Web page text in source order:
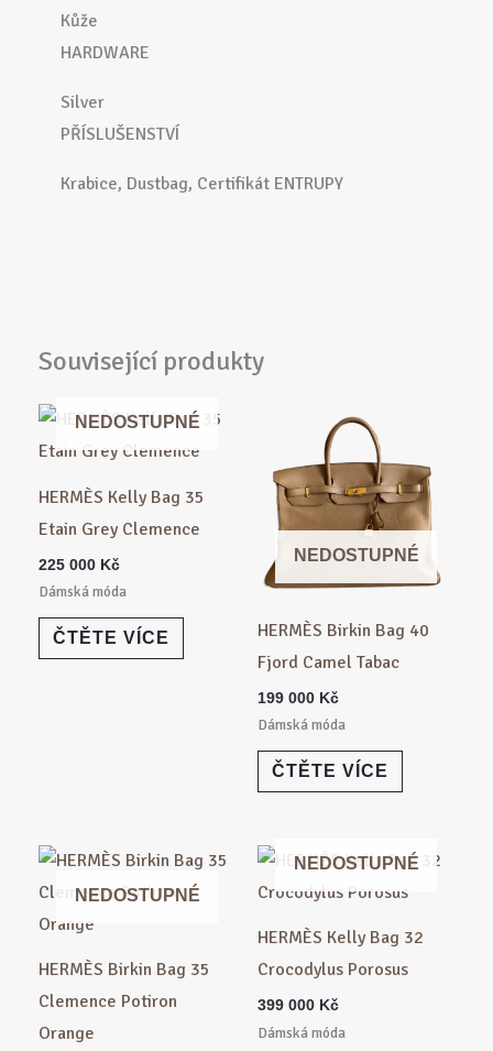
Kůže
HARDWARE
Silver
PŘÍSLUŠENSTVÍ
Krabice, Dustbag, Certifikát ENTRUPY
Související produkty
NEDOSTUPNÉ
HERMÈS Kelly Bag 35
Etain Grey Clemence
225 000 Kč
Dámská móda
ČTĚTE VÍCE
NEDOSTUPNÉ
HERMÈS Birkin Bag 40
Fjord Camel Tabac
199 000 Kč
Dámská móda
ČTĚTE VÍCE
NEDOSTUPNÉ
HERMÈS Birkin Bag 35
Clemence Potiron
Orange
NEDOSTUPNÉ
HERMÈS Kelly Bag 32
Crocodylus Porosus
399 000 Kč
Dámská móda